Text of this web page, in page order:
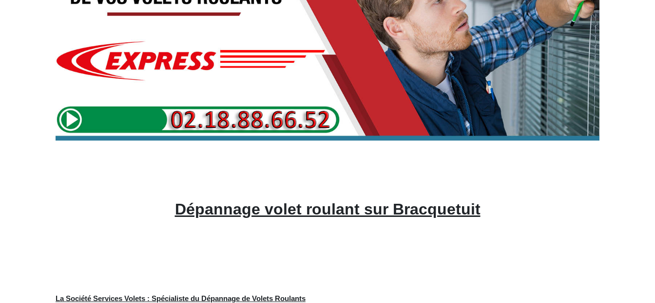
Dépannage volet roulant sur Bracquetuit
La Société Services Volets : Spécialiste du Dépannage de Volets Roulants